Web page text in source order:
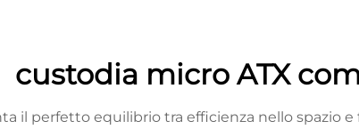
custodia micro ATX
il perfetto equilibrio tra efficienza nello spazio